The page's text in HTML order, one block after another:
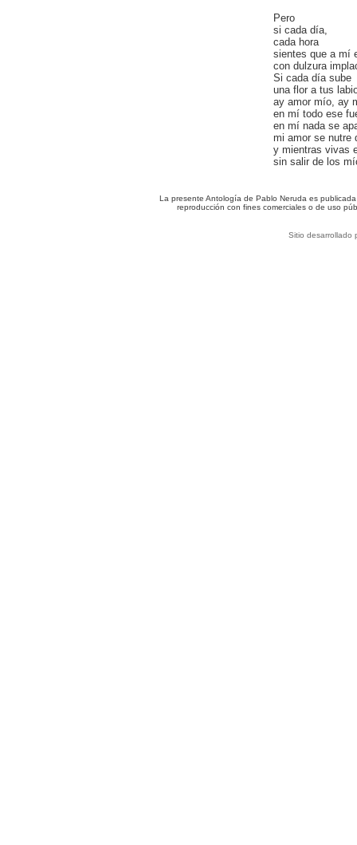
Pero
si cada día,
cada hora
sientes que a mí
con dulzura
Si cada día sube
una flor a tus
ay amor mío, ay
en mí todo ese
en mí nada se
mi amor se nutre
y mientras vivas
sin salir de los
La presente Antología de Pablo Neruda es
reproducción con fines comerciales o de uso
Sitio desarrollado